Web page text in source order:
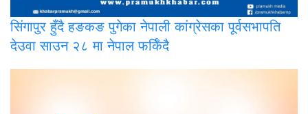
सिंगापुर हुँदै हङकङ पुगेका नेपाली कांग्रेसका पूर्वसभापति
देउवा साउन २८ मा नेपाल फर्किँदै